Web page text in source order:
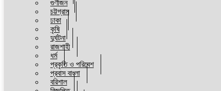
গুণীজন
চট্টগ্রাম
ঢাকা
কৃষি
দুর্ঘটনা
রাজশাহী
ধর্ম
প্রকৃতি ও পরিবেশ
প্রবাস বাংলা
বরিশাল